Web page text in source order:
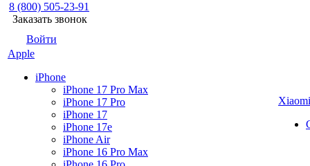
8 (800) 505-23-91
Заказать звонок
Войти
Apple
iPhone
iPhone 17 Pro Max
iPhone 17 Pro
iPhone 17
iPhone 17e
iPhone Air
iPhone 16 Pro Max
Xiaomi